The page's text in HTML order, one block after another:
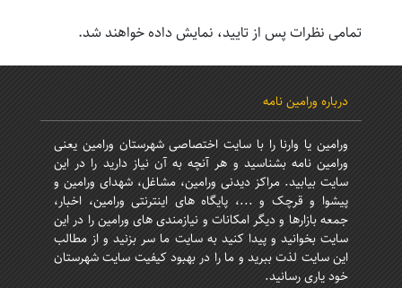
تمامی نظرات پس از تایید، نمایش داده خواهند شد.
درباره ورامین نامه
ورامین یا وارنا را با سایت اختصاصی شهرستان ورامین یعنی
ورامین نامه بشناسید و هر آنچه به آن نیاز دارید را در این
سایت بیابید. مراکز دیدنی ورامین، مشاغل، شهدای ورامین و
پیشوا و قرچک و ...، پایگاه های اینترنتی ورامین، اخبار،
جمعه بازارها و دیگر امکانات و نیازمندی های ورامین را در این
سایت بخوانید و پیدا کنید به سایت ما سر بزنید و از مطالب
این سایت لذت ببرید و ما را در بهبود کیفیت سایت شهرستان
خود یاری رسانید.